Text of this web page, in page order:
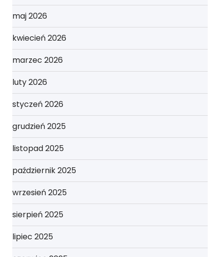
maj 2026
kwiecień 2026
marzec 2026
luty 2026
styczeń 2026
grudzień 2025
listopad 2025
październik 2025
wrzesień 2025
sierpień 2025
lipiec 2025